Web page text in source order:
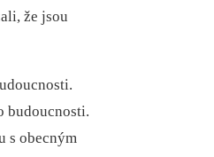
že jsou
budoucnosti.
s obecným